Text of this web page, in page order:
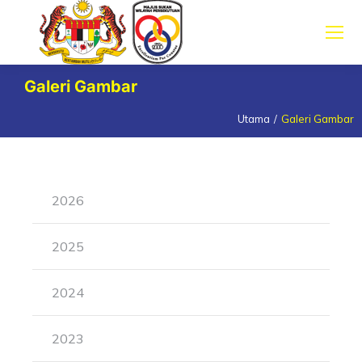
Galeri Gambar
Utama Galeri Gambar
2026
2025
2024
2023